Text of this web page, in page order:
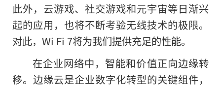
此外，云游戏、社交游戏和元宇宙等日渐兴
起的应用，也将不断考验无线技术的极限。
对此，Wi Fi 7将为我们提供充足的性能。
在企业网络中，智能和价值正向边缘转
移。边缘云是企业数字化转型的关键组件，